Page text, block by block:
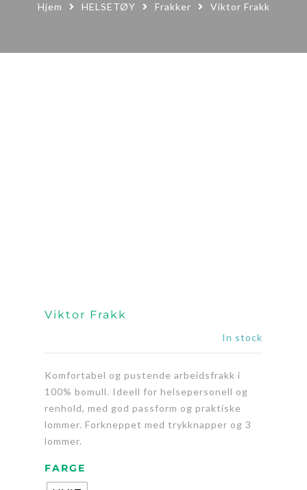
Hjem HELSETØY Frakker Viktor Frakk
Viktor Frakk
In stock
Komfortabel og pustende arbeidsfrakk i
100% bomull. Ideell for helsepersonell og
renhold, med god passform og praktiske
lommer. Forkneppet med trykknapper og 3
lommer.
FARGE